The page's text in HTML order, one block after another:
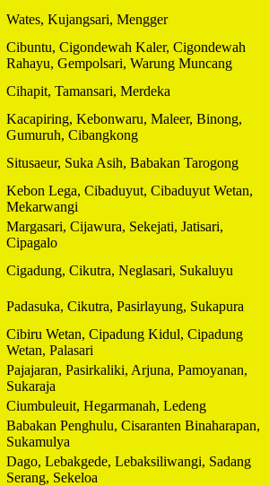
Wates, Kujangsari, Mengger
Cibuntu, Cigondewah Kaler, Cigondewah
Rahayu, Gempolsari, Warung Muncang
Cihapit, Tamansari, Merdeka
Kacapiring, Kebonwaru, Maleer, Binong,
Gumuruh, Cibangkong
Situsaeur, Suka Asih, Babakan Tarogong
Kebon Lega, Cibaduyut, Cibaduyut Wetan,
Mekarwangi
Margasari, Cijawura, Sekejati, Jatisari,
Cipagalo
Cigadung, Cikutra, Neglasari, Sukaluyu
Padasuka, Cikutra, Pasirlayung, Sukapura
Cibiru Wetan, Cipadung Kidul, Cipadung
Wetan, Palasari
Pajajaran, Pasirkaliki, Arjuna, Pamoyanan,
Sukaraja
Ciumbuleuit, Hegarmanah, Ledeng
Babakan Penghulu, Cisaranten Binaharapan,
Sukamulya
Dago, Lebakgede, Lebaksiliwangi, Sadang
Serang, Sekeloa